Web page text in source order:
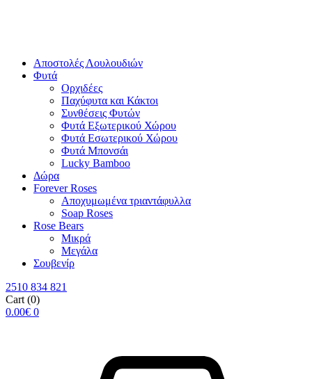
Αποστολές Λουλουδιών
Φυτά
Ορχιδέες
Παχύφυτα και Κάκτοι
Συνθέσεις Φυτών
Φυτά Εξωτερικού Χώρου
Φυτά Εσωτερικού Χώρου
Φυτά Μπονσάι
Lucky Bamboo
Δώρα
Forever Roses
Αποχυμωμένα τριαντάφυλλα
Soap Roses
Rose Βears
Μικρά
Μεγάλα
Σουβενίρ
2510 834 821
Cart (0)
0.00€ 0